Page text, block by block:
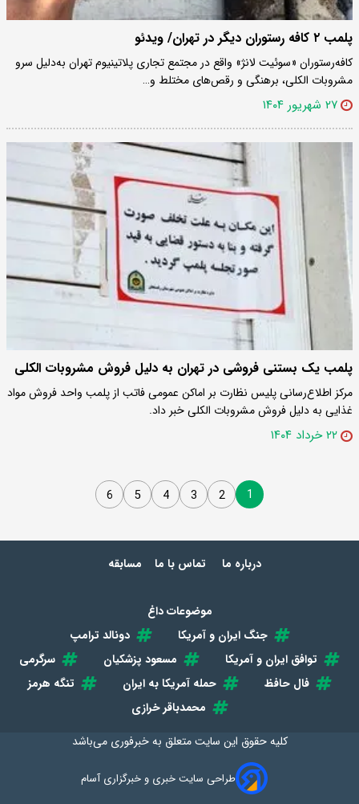
پلمب ۲ کافه رستوران دیگر در تهران/ ویدئو
کافه‌رستوران «سوئیت لانژ» واقع در مجتمع تجاری پلاتینیوم تهران به‌دلیل سرو
مشروبات الکلی، برهنگی و رقص‌های مختلط و…
۲۷ شهریور ۱۴۰۴
پلمب یک بستنی فروشی در تهران به دلیل فروش مشروبات الکلی
مرکز اطلاع‌رسانی پلیس نظارت بر اماکن عمومی فاتب از پلمب واحد فروش مواد
غذایی به دلیل فروش مشروبات الکلی خبر داد.
۲۲ خرداد ۱۴۰۴
1
2
3
4
5
6
درباره ما تماس با ما مسابقه
موضوعات داغ
جنگ ایران و آمریکا
دونالد ترامپ
توافق ایران و آمریکا
مسعود پزشکیان
سرگرمی
فال حافظ
حمله آمریکا به ایران
تنگه هرمز
محمدباقر خرازی
کلیه حقوق این سایت متعلق بهخبرفوری می‌باشد
طراحی سایت خبری و خبرگزاری آسام